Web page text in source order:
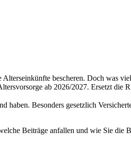
bescheren. Doch was
ab 2026/2027. Ersetzt die
Besonders gesetzlich
Beiträge anfallen und wie Sie die